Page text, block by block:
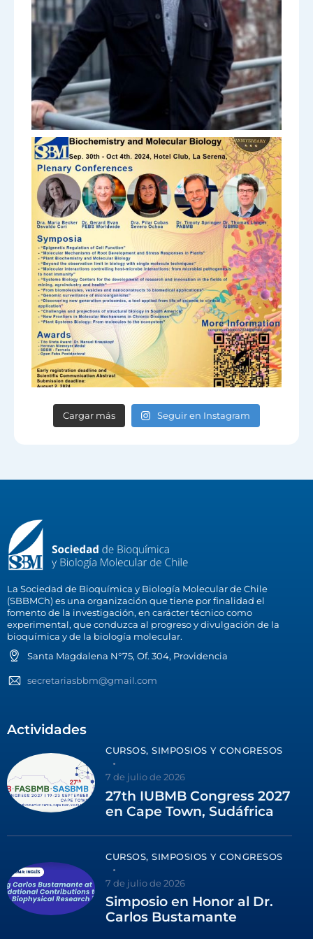
Cargar más Seguir en Instagram
La Sociedad de Bioquímica y Biología Molecular de Chile
(SBBMCh) es una organización que tiene por finalidad el
fomento de la investigación, en carácter técnico como
experimental, que conduzca al progreso y divulgación de la
bioquímica y de la biología molecular.
Santa Magdalena N°75, Of. 304, Providencia
secretariasbbm@gmail.com
Actividades
CURSOS, SIMPOSIOS Y CONGRESOS
7 de julio de 2026
27th IUBMB Congress 2027
en Cape Town, Sudáfrica
CURSOS, SIMPOSIOS Y CONGRESOS
7 de julio de 2026
Simposio en Honor al Dr.
Carlos Bustamante